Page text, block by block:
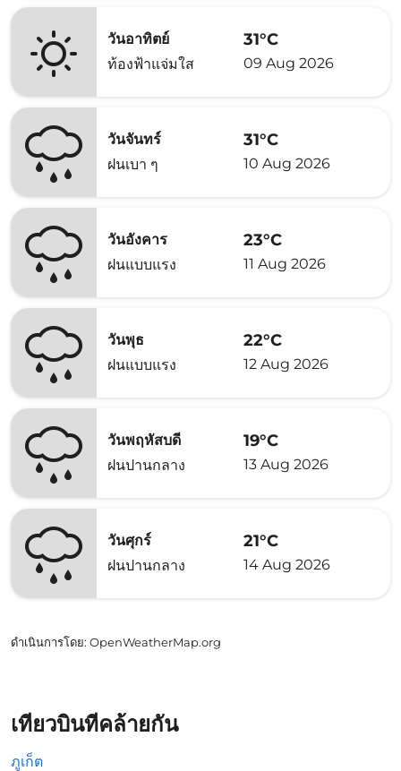
วันอาทิตย์
ท้องฟ้าแจ่มใส
31°C
09 Aug 2026
วันจันทร์
ฝนเบา ๆ
31°C
10 Aug 2026
วันอังคาร
ฝนแบบแรง
23°C
11 Aug 2026
วันพุธ
ฝนแบบแรง
22°C
12 Aug 2026
วันพฤหัสบดี
ฝนปานกลาง
19°C
13 Aug 2026
วันศุกร์
ฝนปานกลาง
21°C
14 Aug 2026
ดำเนินการโดย: OpenWeatherMap.org
เที่ยวบินที่คล้ายกัน
ภูเก็ต